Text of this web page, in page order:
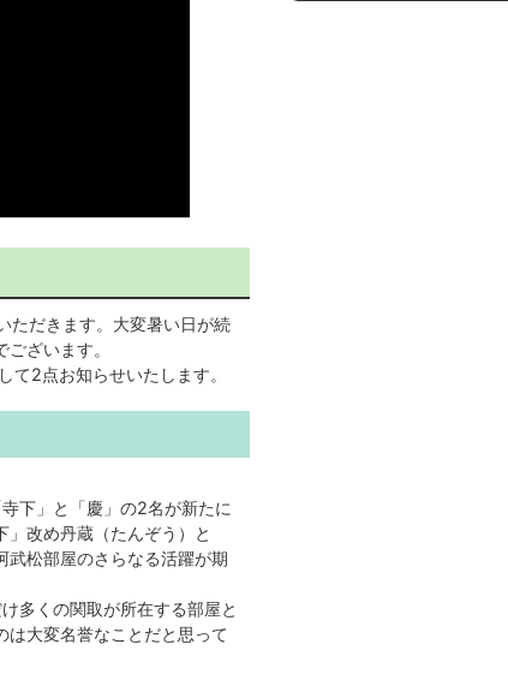
ただきます。大変暑い日が続
ざいます。
て2点お知らせいたします。
下」と「慶」の2名が新たに
改め丹蔵（たんぞう）と
武松部屋のさらなる活躍が期
多くの関取が所在する部屋と
は大変名誉なことだと思って